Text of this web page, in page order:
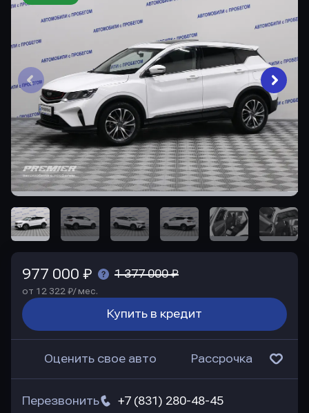
977 000 ₽ 1 377 000 ₽
от 12 322 ₽/ мес.
Купить в кредит
Оценить свое авто Рассрочка
+7 (831) 280-48-45
Перезвонить